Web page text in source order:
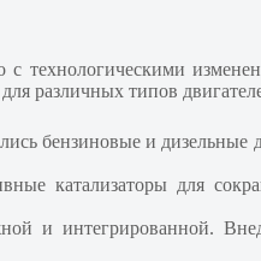
технологическими
различных типов
бензиновые и
катализаторы для
и интегрированной.